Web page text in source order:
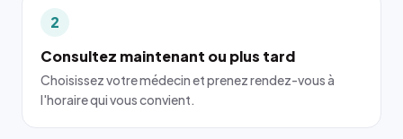
2
Consultez maintenant ou plus tard
Choisissez votre médecin et prenez rendez-vous à
l'horaire qui vous convient.